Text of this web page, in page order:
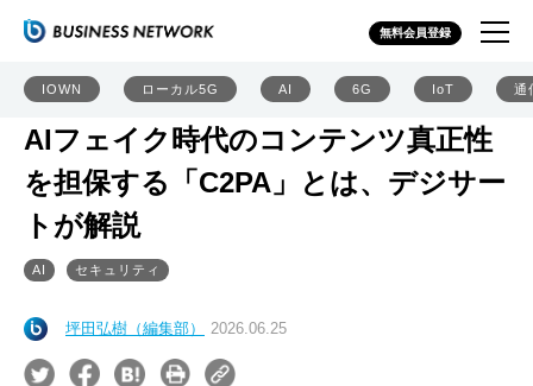
無料会員登録
IOWN ローカル5G AI 6G IoT 通
AIフェイク時代のコンテンツ真正性
を担保する「C2PA」とは、デジサー
トが解説
AI セキュリティ
坪田弘樹（編集部） 2026.06.25